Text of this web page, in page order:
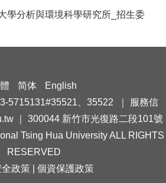
學分析與環境科學研究所_招生委
简体
English
5715131#35521、35522 ｜ 服務信
｜ 300044 新竹市光復路二段101號
Tsing Hua University ALL RIGHTS
RESERVED
政策
個資保護政策